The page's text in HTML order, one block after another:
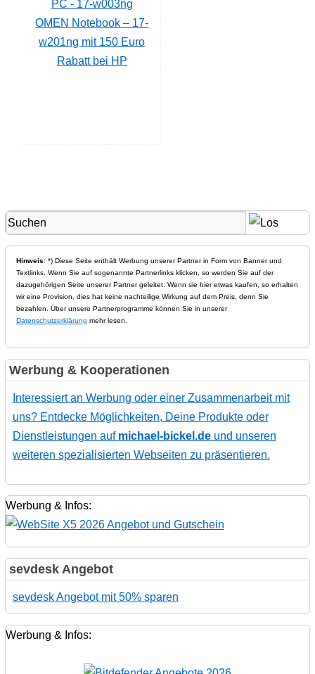
OMEN Notebook – 17-
w201ng mit 150 Euro
Rabatt bei HP
Hinweis: *) Diese Seite enthält Werbung unserer Partner in Form von Banner und
Textlinks. Wenn Sie auf sogenannte Partnerlinks klicken, so werden Sie auf der
dazugehörigen Seite unserer Partner geleitet. Wenn sie hier etwas kaufen, so erhalten
wir eine Provision, dies hat keine nachteilige Wirkung auf dem Preis, denn Sie
bezahlen. Über unsere Partnerprogramme können Sie in unserer
Datenschutzerklärung mehr lesen.
Werbung & Kooperationen
Interessiert an Werbung oder einer Zusammenarbeit mit
uns? Entdecke Möglichkeiten, Deine Produkte oder
Dienstleistungen auf michael-bickel.deund unseren
weiteren spezialisierten Webseiten zu präsentieren.
Werbung & Infos:
sevdesk Angebot
sevdesk Angebot mit 50% sparen
Werbung & Infos: